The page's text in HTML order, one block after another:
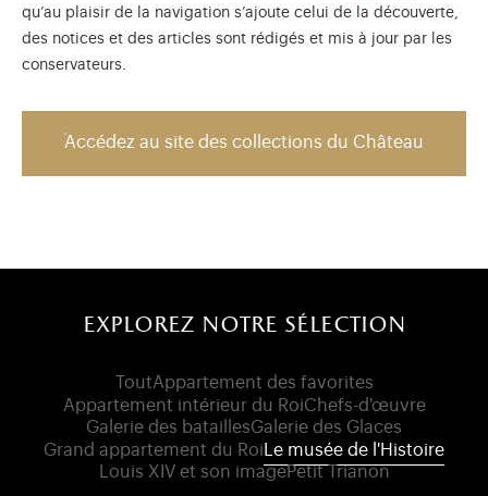
qu’au plaisir de la navigation s’ajoute celui de la découverte,
des notices et des articles sont rédigés et mis à jour par les
conservateurs.
Accédez au site des collections du Château
explorez notre sélection
ToutAppartement des favorites
Appartement intérieur du RoiChefs-d'œuvre
Galerie des bataillesGalerie des Glaces
Grand appartement du Roi Le musée de l'Histoire
Louis XIV et son imagePetit Trianon